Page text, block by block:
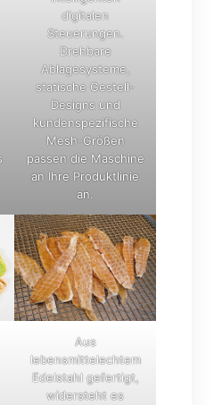
digitalen
Steuerungen.
Drehbare
Ablagesysteme,
statische Gestell-
Designs und
kundenspezifische
Mesh-Größen
passen die Maschine
an Ihre Produktlinie
an.
Aus
lebensmittelechtem
Edelstahl gefertigt,
widersteht es